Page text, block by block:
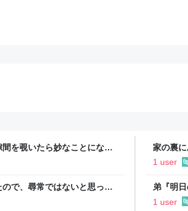
を覗いたら妙なことになっ
家の裏
家の前
園か警
1 user
で、尋常ではないと思って
れた女性に「あなた何して
弟『明
もりで…
1 user